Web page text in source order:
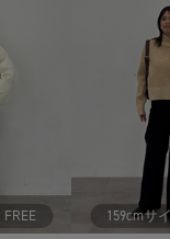
FREE 159cmサ